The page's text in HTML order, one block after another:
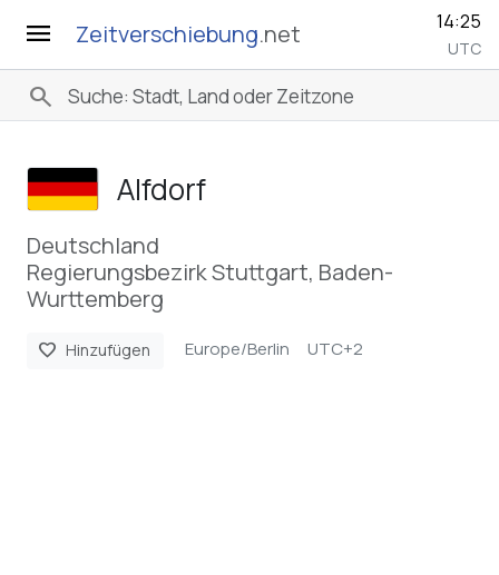
menu Zeitverschiebung.net 14:25
UTC
search
Alfdorf
Deutschland
Regierungsbezirk Stuttgart, Baden-
Wurttemberg
favorite Hinzufügen Europe/Berlin UTC+2